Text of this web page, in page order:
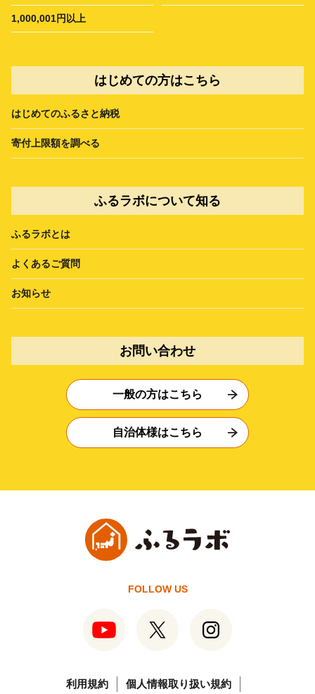
1,000,001円以上
はじめての方はこちら
はじめてのふるさと納税
寄付上限額を調べる
ふるラボについて知る
ふるラボとは
よくあるご質問
お知らせ
お問い合わせ
一般の方はこちら
自治体様はこちら
FOLLOW US
利用規約 個人情報取り扱い規約